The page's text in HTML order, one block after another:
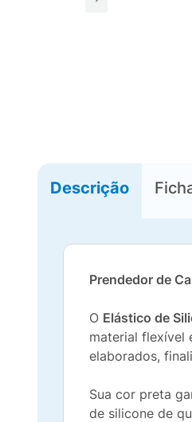
Descrição
Prendedor de
O Elástico de
material flexível
elaborados,
Sua cor preta
de silicone de